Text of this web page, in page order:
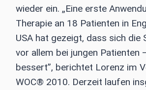
wieder ein. „Eine erste
Therapie an 18 Patienten in
USA hat gezeigt, dass sich die
vor allem bei jungen Patienten
bessert”, berichtet Lorenz im
WOC® 2010. Derzeit laufen